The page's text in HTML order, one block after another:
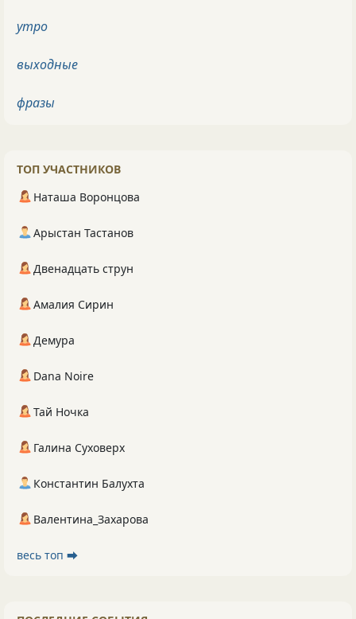
утро
выходные
фразы
ТОП УЧАСТНИКОВ
Наташа Воронцова
Арыстан Тастанов
Двенадцать струн
Амалия Сирин
Демура
Dana Noire
Тай Ночка
Галина Суховерх
Константин Балухта
Валентина_Захарова
весь топ ⮕